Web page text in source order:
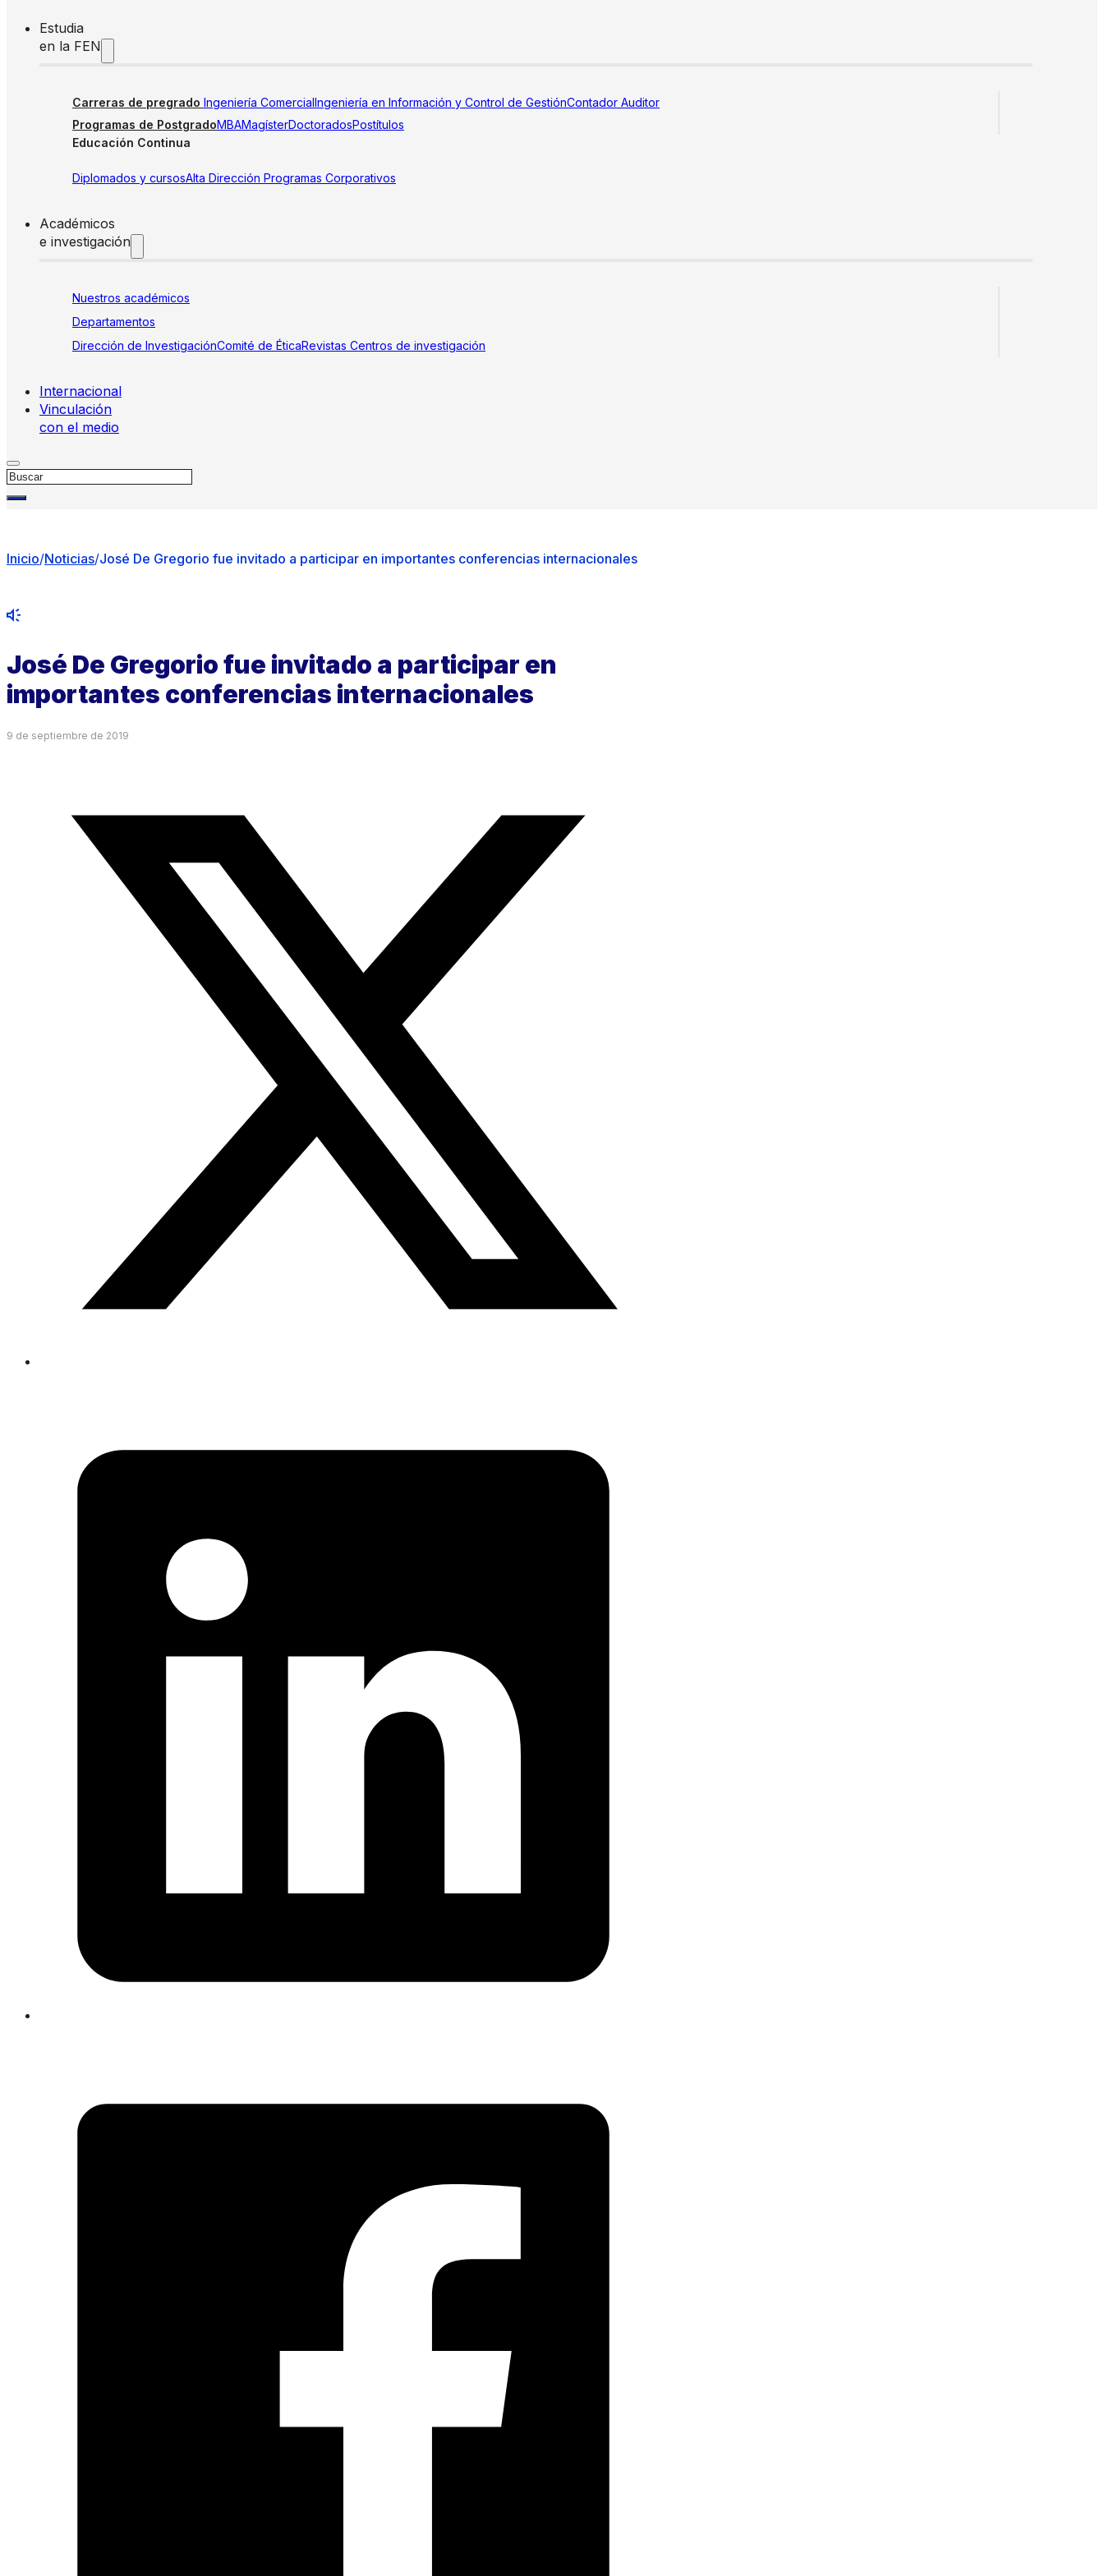
Estudia
en la FEN
Carreras de pregrado Ingeniería ComercialIngeniería en Información y Control de GestiónContador Auditor
Programas de PostgradoMBAMagísterDoctoradosPostítulos
Educación Continua
Diplomados y cursosAlta Dirección Programas Corporativos
Académicos
e investigación
Nuestros académicos
Departamentos
Dirección de InvestigaciónComité de ÉticaRevistas Centros de investigación
Internacional
Vinculación
con el medio
Buscar
Inicio/Noticias/José De Gregorio fue invitado a participar en importantes conferencias internacionales
José De Gregorio fue invitado a participar en
importantes conferencias internacionales
9 de septiembre de 2019